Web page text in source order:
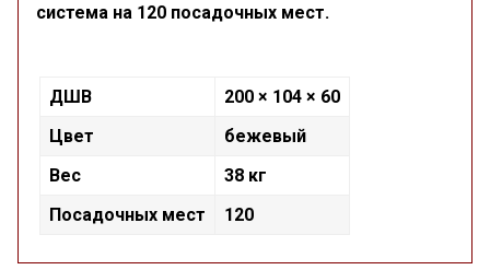
система на 120 посадочных мест.
ДШВ
200 × 104 × 60
Цвет
бежевый
Вес
38 кг
Посадочных мест
120